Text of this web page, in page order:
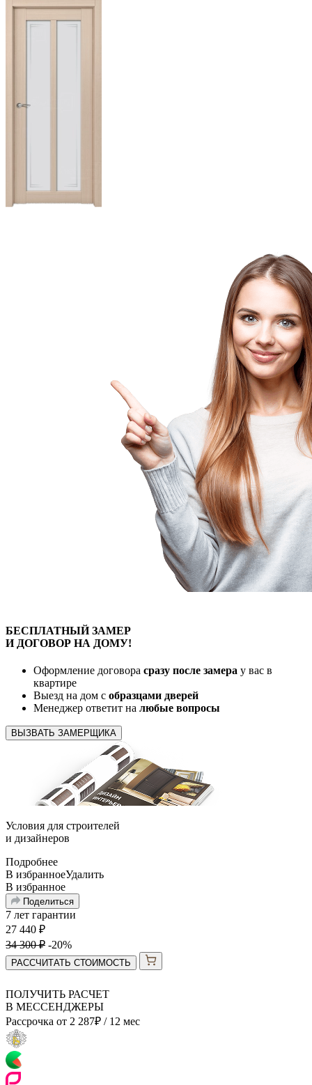
БЕСПЛАТНЫЙЗАМЕР
И ДОГОВОР НА ДОМУ!
Оформление договора сразу после замера у вас в
квартире
Выезд на дом с образцами дверей
Менеджер ответит на любые вопросы
ВЫЗВАТЬ ЗАМЕРЩИКА
Условия для строителей
и дизайнеров
Подробнее
В избранноеУдалить
В избранное
Поделиться
7 лет гарантии
27 440 ₽
34 300₽ -20%
РАССЧИТАТЬ СТОИМОСТЬ
ПОЛУЧИТЬ РАСЧЕТ
В МЕССЕНДЖЕРЫ
Рассрочка от 2 287₽ / 12 мес